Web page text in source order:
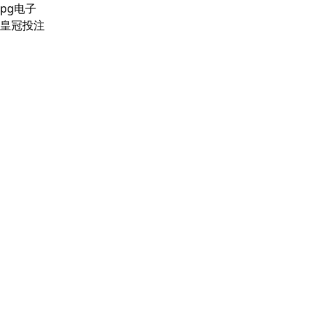
pg电子
皇冠投注